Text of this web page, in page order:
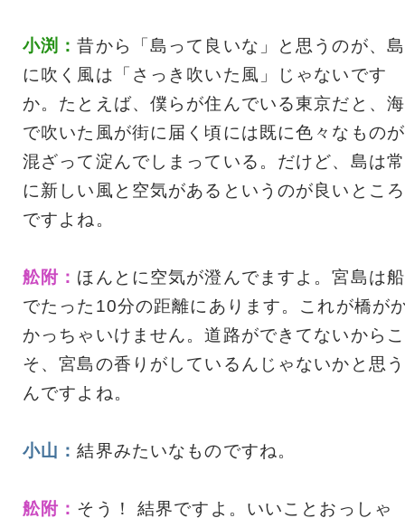
小渕：昔から「島って良いな」と思うのが、島
に吹く風は「さっき吹いた風」じゃないです
か。たとえば、僕らが住んでいる東京だと、海
で吹いた風が街に届く頃には既に色々なものが
混ざって淀んでしまっている。だけど、島は常
に新しい風と空気があるというのが良いところ
ですよね。
舩附： ほんとに空気が澄んでますよ。宮島は船
でたった10分の距離にあります。これが橋が
かっちゃいけません。道路ができてないからこ
そ、宮島の香りがしているんじゃないかと思う
んですよね。
小山：結界みたいなものですね。
舩附： そう！ 結界ですよ。いいことおっしゃ